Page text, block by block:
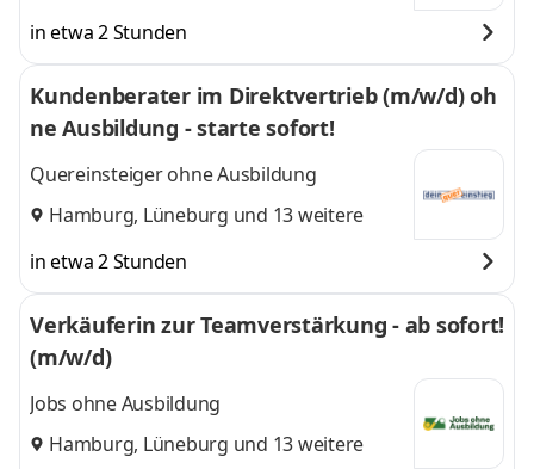
in etwa 2 Stunden
Kundenberater im Direktvertrieb (m/w/d) oh
ne Ausbildung - starte sofort!
Quereinsteiger ohne Ausbildung
Hamburg, Lüneburg und 13 weitere
in etwa 2 Stunden
Verkäuferin zur Teamverstärkung - ab sofort!
(m/w/d)
Jobs ohne Ausbildung
Hamburg, Lüneburg und 13 weitere